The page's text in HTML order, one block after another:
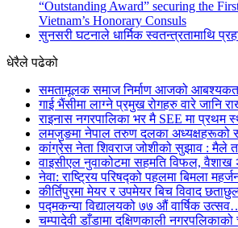
“Outstanding Award” securing the
Vietnam’s Honorary Consuls
सुनसरी घटनाले धार्मिक स्वतन्त्रतामाथि
धेरैले पढेको
समतामूलक समाज निर्माण आजको
गाई भैंसीमा लाग्ने प्रमुख रोगहरु वारे जानि
राइनास नगरपालिका भर मै SEE मा प्रथम
लमजुङमा नेपाल तरुण दलका
कांग्रेस नेता शिवराज जोशीको सुझाव :
वाइसीएल नुवाकोटमा सहमति विफल, वैशाख
नेवा: राष्ट्रिय परिषद्को पहलमा बिमला
कीर्तिपुरमा मेयर र उपमेयर बिच विवाद
पद्मकन्या विद्यालयको ७७ औं ‌‌वार्षिक
चम्पादेवी डाँडामा दक्षिणकाली